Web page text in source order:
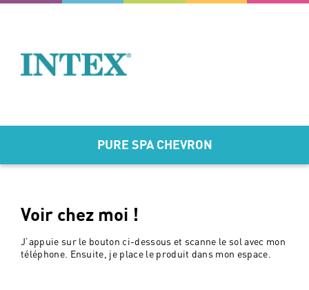
PURE SPA CHEVRON
Voir chez moi !
J’appuie sur le bouton ci-dessous et scanne le sol avec mon
téléphone. Ensuite, je place le produit dans mon espace.